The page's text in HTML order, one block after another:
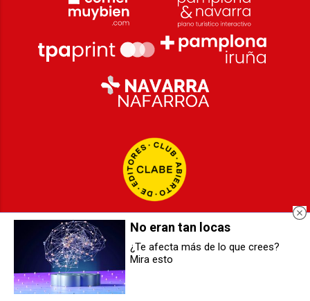
[GALERIA] El campeonato de trial
regresa a Sorauren 6 años
después
El ministro Ángel Victor Torres
No eran tan locas
¿Te afecta más de lo que crees?
Mira esto